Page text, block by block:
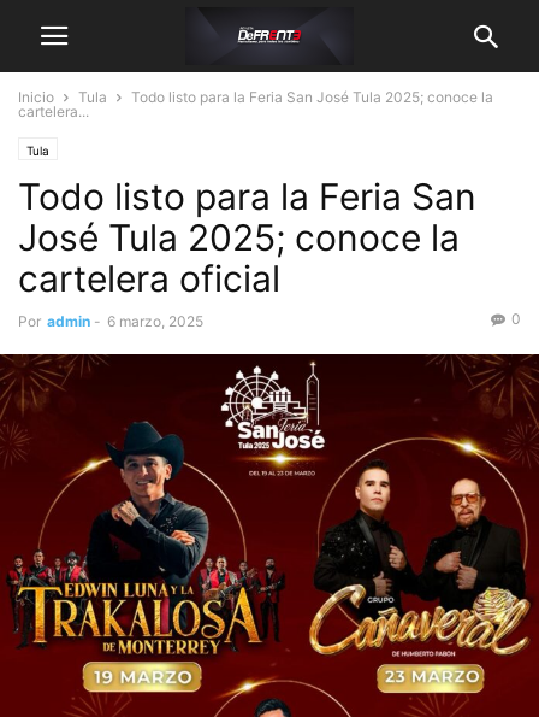
Inicio Tula
Todo listo para la Feria San José Tula 2025; conoce la
cartelera...
Tula
Todo listo para la Feria San
José Tula 2025; conoce la
cartelera oficial
Por admin - 6 marzo, 2025 0